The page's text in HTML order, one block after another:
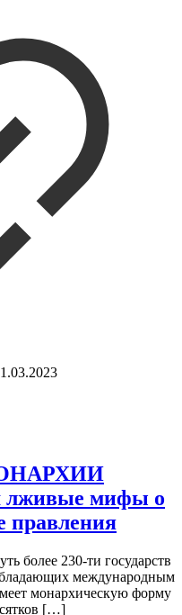
лживые мифы о
правления
более 230-ти государств
международным
монархическую форму
[…]